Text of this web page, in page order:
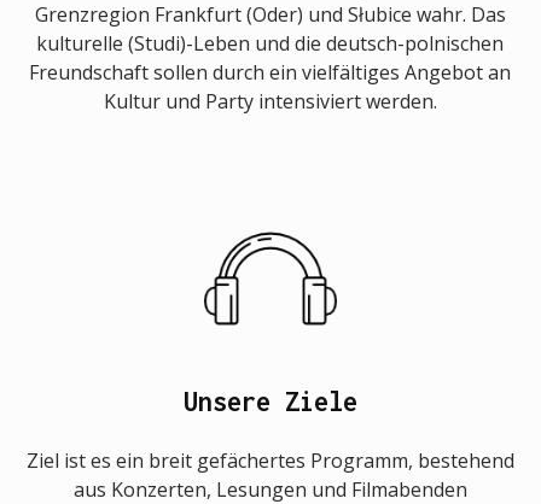
Grenzregion Frankfurt (Oder) und Słubice wahr. Das
kulturelle (Studi)-Leben und die deutsch-polnischen
Freundschaft sollen durch ein vielfältiges Angebot an
Kultur und Party intensiviert werden.
Unsere Ziele
Ziel ist es ein breit gefächertes Programm, bestehend
aus Konzerten, Lesungen und Filmabenden